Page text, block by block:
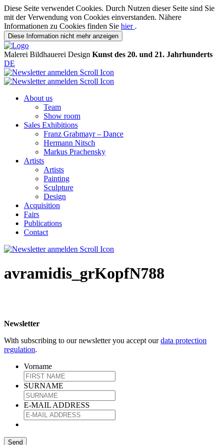
Diese Seite verwendet Cookies. Durch Nutzen dieser Seite sind Sie
mit der Verwendung von Cookies einverstanden. Nähere
Informationen zu Cookies finden Sie hier .
Diese Information nicht mehr anzeigen
Malerei Bildhauerei Design Kunst des 20. und 21. Jahrhunderts
DE
About us
Team
Show room
Sales Exhibitions
Franz Grabmayr – Dance
Hermann Nitsch
Markus Prachensky
Artists
Artists
Painting
Sculpture
Design
Acquisition
Fairs
Publications
Contact
avramidis_grKopfN788
Newsletter
With subscribing to our newsletter you accept ourdata protection
regulation.
Vorname
SURNAME
E-MAIL ADDRESS